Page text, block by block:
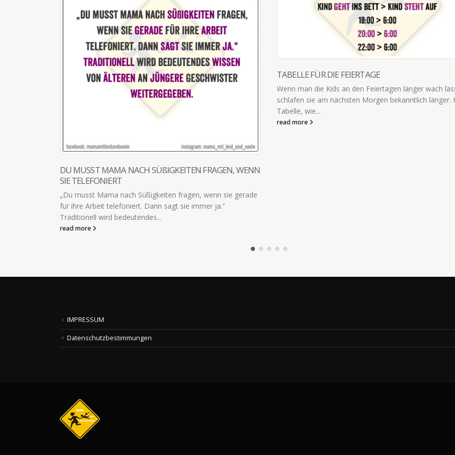
TABELLE FÜR DIE FEIERTAGE
Wenn man die Kids an den Feiertagen länger wach lässt,
schlafen sie am nächsten Morgen bekanntlich länger. Hier die
DIE KLEINEN DINGE IM LEBEN ZÄHLEN
Manchmal nehmen die kleinsten Dinge den größten
unserem Herzen ein. Winnie Pooh
read more
IMPRESSUM